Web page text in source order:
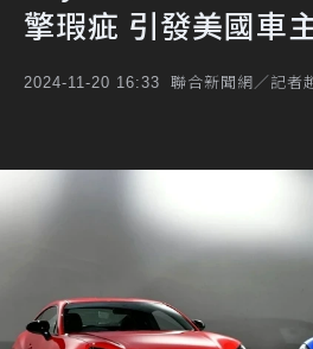
擎瑕疵 引發美國車
2024-11-20 16:33 聯合新聞網／記者